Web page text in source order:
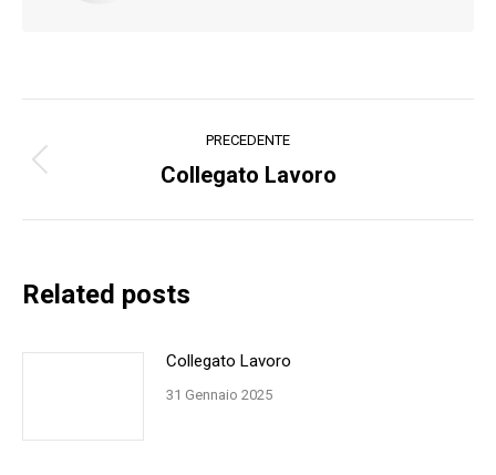
tra
i
PRECEDENTE
Post
Collegato Lavoro
Related posts
Collegato Lavoro
31 Gennaio 2025